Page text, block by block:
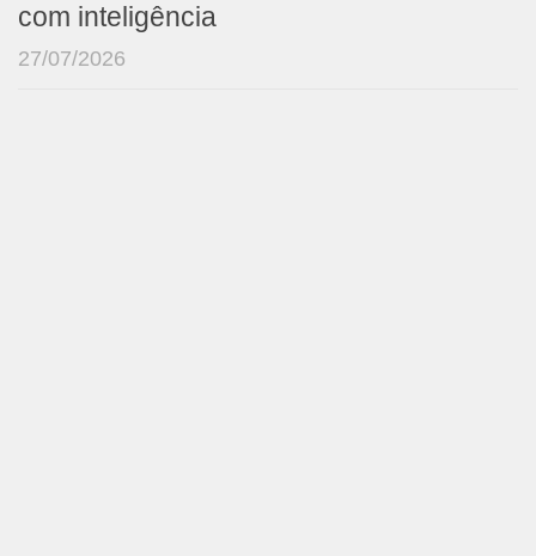
com inteligência
27/07/2026